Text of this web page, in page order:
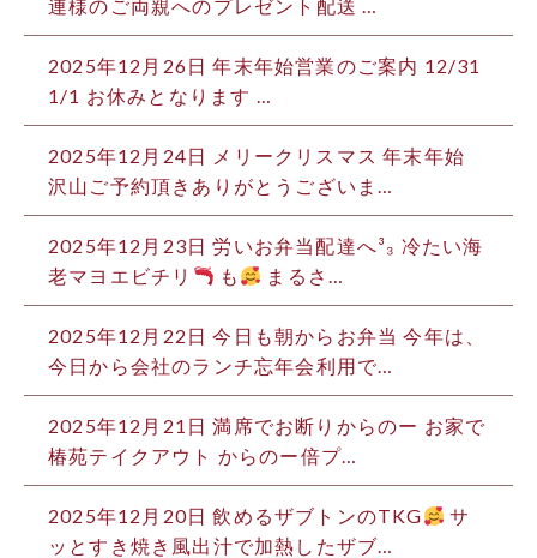
連様のご両親へのプレゼント配送 …
2025年12月26日 年末年始営業のご案内 12/31
1/1 お休みとなります …
2025年12月24日 メリークリスマス 年末年始
沢山ご予約頂きありがとうございま…
2025年12月23日 労いお弁当配達へ³₃ 冷たい海
老マヨエビチリ
も まるさ…
2025年12月22日 今日も朝からお弁当 今年は、
今日から会社のランチ忘年会利用で…
2025年12月21日 満席でお断りからのー️ お家で
椿苑テイクアウト からのー倍プ…
2025年12月20日 飲めるザブトンのTKG
サ
ッとすき焼き風出汁で加熱したザブ…